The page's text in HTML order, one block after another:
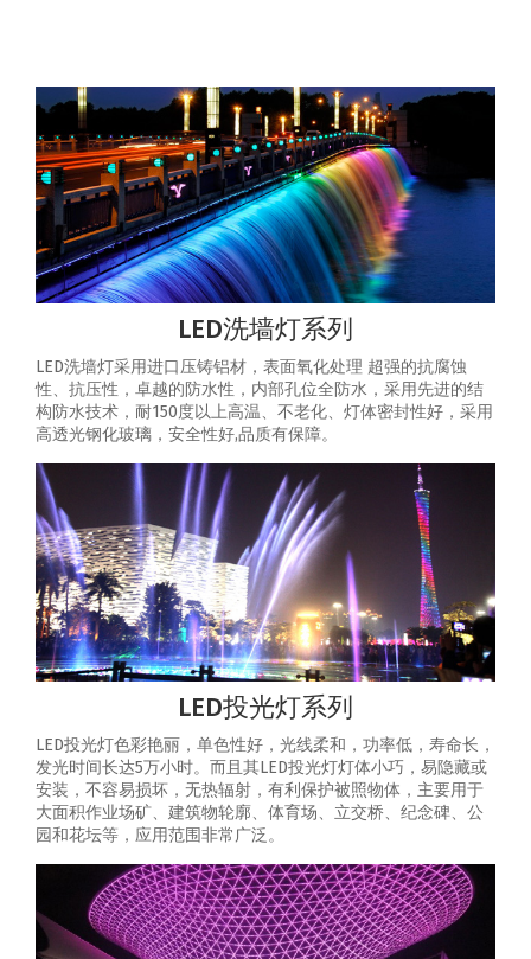
LED洗墙灯系列
LED洗墙灯采用进口压铸铝材，表面氧化处理 超强的抗腐蚀
性、抗压性，卓越的防水性，内部孔位全防水，采用先进的结
构防水技术，耐150度以上高温、不老化、灯体密封性好，采用
高透光钢化玻璃，安全性好,品质有保障。
LED投光灯系列
LED投光灯色彩艳丽，单色性好，光线柔和，功率低，寿命长，
发光时间长达5万小时。而且其LED投光灯灯体小巧，易隐藏或
安装，不容易损坏，无热辐射，有利保护被照物体，主要用于
大面积作业场矿、建筑物轮廓、体育场、立交桥、纪念碑、公
园和花坛等，应用范围非常广泛。